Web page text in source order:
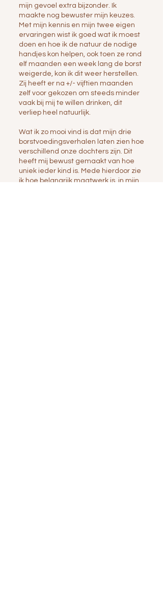
mijn gevoel extra bijzonder. Ik
maakte nog bewuster mijn keuzes.
Met mijn kennis en mijn twee eigen
ervaringen wist ik goed wat ik moest
doen en hoe ik de natuur de nodige
handjes kon helpen, ook toen ze rond
elf maanden een week lang de borst
weigerde, kon ik dit weer herstellen.
Zij heeft er na +/- vijftien maanden
zelf voor gekozen om steeds minder
vaak bij mij te willen drinken, dit
verliep heel natuurlijk.
Wat ik zo mooi vind is dat mijn drie
borstvoedingsverhalen laten zien hoe
verschillend onze dochters zijn. Dit
heeft mij bewust gemaakt van hoe
uniek ieder kind is. Mede hierdoor zie
ik hoe belangrijk maatwerk is, in mijn